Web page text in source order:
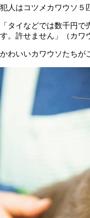
犯人はコツメカワウソ５
「タイなどでは数千円
す。許せません」（カワ
かわいいカワウソたちが